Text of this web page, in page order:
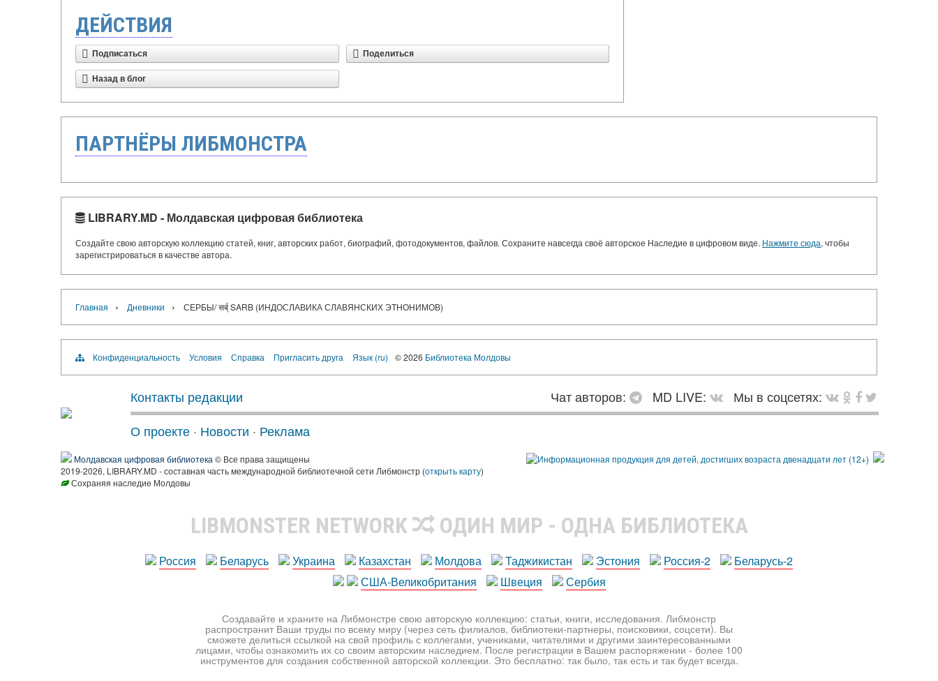
ДЕЙСТВИЯ
Подписаться Поделиться
Назад в блог
ПАРТНЁРЫ ЛИБМОНСТРА
LIBRARY.MD - Молдавская цифровая библиотека
Создайте свою авторскую коллекцию статей, книг, авторских работ, биографий, фотодокументов, файлов. Сохраните навсегда своё авторское Наследие в цифровом виде. Нажмите сюда, чтобы
зарегистрироваться в качестве автора.
Главная › Дневники › СЕРБЫ/ सर्ब् SARB (ИНДОСЛАВИКА СЛАВЯНСКИХ ЭТНОНИМОВ)
Конфиденциальность Условия Справка Пригласить друга Язык (ru) © 2026 Библиотека Молдовы
Контакты редакции Чат авторов: MD LIVE:
Мы в соцсетях:
О проекте · Новости · Реклама
Молдавская цифровая библиотека © Все права защищены
2019-2026, LIBRARY.MD - составная часть международной библиотечной сети Либмонстр (открыть карту)
Сохраняя наследие Молдовы
LIBMONSTER NETWORK ОДИН МИР - ОДНА БИБЛИОТЕКА
Россия Беларусь Украина Казахстан Молдова Таджикистан Эстония Россия-2
Беларусь-2
США-Великобритания
Швеция Сербия
Создавайте и храните на Либмонстре свою авторскую коллекцию: статьи, книги, исследования. Либмонстр
распространит Ваши труды по всему миру (через сеть филиалов, библиотеки-партнеры, поисковики, соцсети). Вы
сможете делиться ссылкой на свой профиль с коллегами, учениками, читателями и другими заинтересованными
лицами, чтобы ознакомить их со своим авторским наследием. После регистрации в Вашем распоряжении - более 100
инструментов для создания собственной авторской коллекции. Это бесплатно: так было, так есть и так будет всегда.